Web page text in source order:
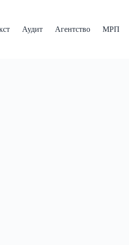
Аудит Агентство МРП